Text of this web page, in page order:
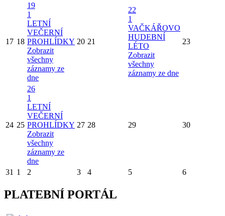
17 18
19
1
LETNÍ
VEČERNÍ
PROHLÍDKY
Zobrazit
všechny
záznamy ze
dne
20 21
22
1
VAČKÁŘOVO
HUDEBNÍ
LÉTO
Zobrazit
všechny
záznamy ze dne
23
24 25
26
1
LETNÍ
VEČERNÍ
PROHLÍDKY
Zobrazit
všechny
záznamy ze
dne
27 28 29 30
31 1 2 3 4 5 6
PLATEBNÍ PORTÁL